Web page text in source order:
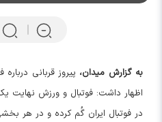
به گزارش میدان،پیروز قربانی درباره
اظهار داشت: فوتبال و ورزش نهایت
در فوتبال ایران گُم کرده و در هر